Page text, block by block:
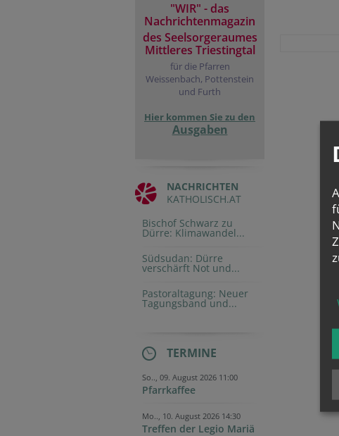
"WIR" - das
Nachrichtenmagazin
des Seelsorgeraumes
Mittleres Triestingtal
für die Pfarren
Weissenbach, Pottenstein
und Furth
Hier kommen Sie zu den
Ausgaben
NACHRICHTEN
KATHOLISCH.AT
Bischof Schwarz zu
Dürre: Klimawandel...
Südsudan: Dürre
verschärft Not und...
Pastoraltagung: Neuer
Tagungsband und...
TERMINE
So.., 09. August 2026 11:00
Pfarrkaffee
Mo.., 10. August 2026 14:30
Treffen der Legio Mariä